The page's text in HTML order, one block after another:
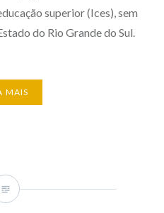
superior (Ices), sem
do Rio Grande do Sul.
MAIS